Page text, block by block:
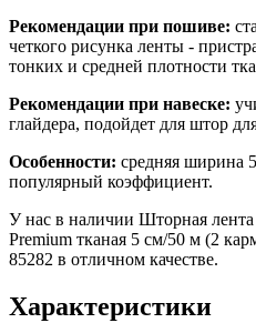
Рекомендации при пошиве:
четкого рисунка ленты -
тонких и средней плотности
Рекомендации при навеске:
глайдера, подойдет для штор
Особенности: средняя ширина
популярный коэффициент.
У нас в наличии Шторная
Premium тканая 5 см/50 м (2
85282 в отличном качестве.
Характеристики